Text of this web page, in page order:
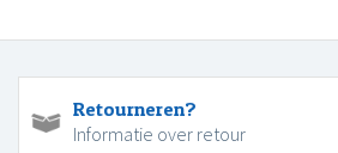
Retourneren?
Informatie over retour